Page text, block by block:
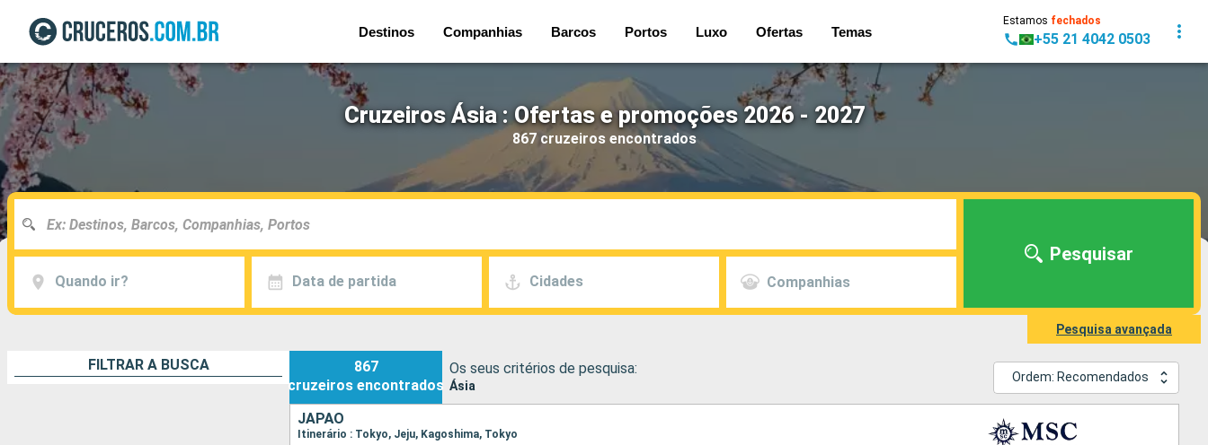
Destinos Companhias Barcos Portos Luxo Ofertas Temas
Estamos fechados
+55 21 4042 0503
Cruzeiros Ásia : Ofertas e promoções 2026 - 2027
867 cruzeiros encontrados
Quando ir? Data de partida Cidades Companhias
Pesquisar
Pesquisa avançada
FILTRAR A BUSCA
867
cruzeiros encontrados
Os seus critérios de pesquisa:
Ásia
Ordem: Recomendados
JAPÃO
Itinerário : Tokyo, Jeju, Kagoshima, Tokyo